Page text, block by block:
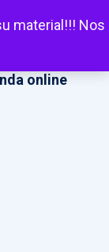
material!!! Nos
online